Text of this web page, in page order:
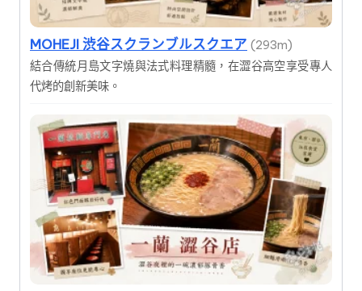
MOHEJI 渋谷スクランブルスクエア (293m)
結合傳統月島文字燒與法式料理精髓，在澀谷高空享受專人
代烤的創新美味。